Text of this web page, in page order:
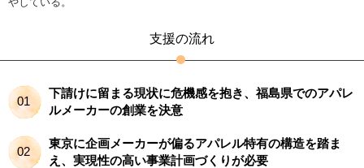
支援の流れ
01
下請けに留まる現状に危機感を抱き、福島県でのアパレ
ルメーカーの創業を決意
02
東京に企画メーカーが偏るアパレル特有の構造を踏ま
え、実現性の高い事業計画づくりが必要